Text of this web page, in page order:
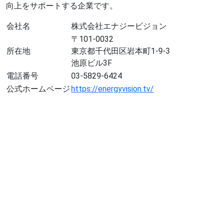
向上をサポートする企業です。
会社名 株式会社エナジービジョン
所在地
〒101-0032
東京都千代田区岩本町1-9-3
池原ビル3F
電話番号
03-5829-6424
公式ホームページhttps://energyvision.tv/